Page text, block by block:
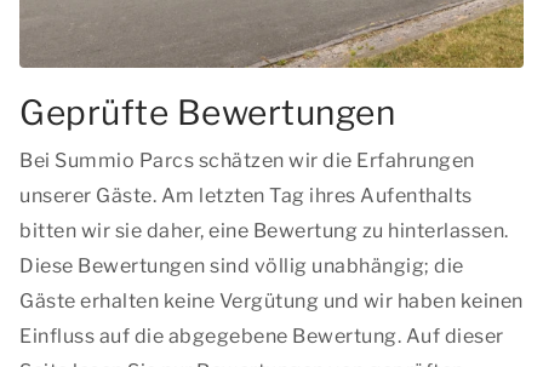
Geprüfte Bewertungen
Bei Summio Parcs schätzen wir die Erfahrungen
unserer Gäste. Am letzten Tag ihres Aufenthalts
bitten wir sie daher, eine Bewertung zu hinterlassen.
Diese Bewertungen sind völlig unabhängig; die
Gäste erhalten keine Vergütung und wir haben keinen
Einfluss auf die abgegebene Bewertung. Auf dieser